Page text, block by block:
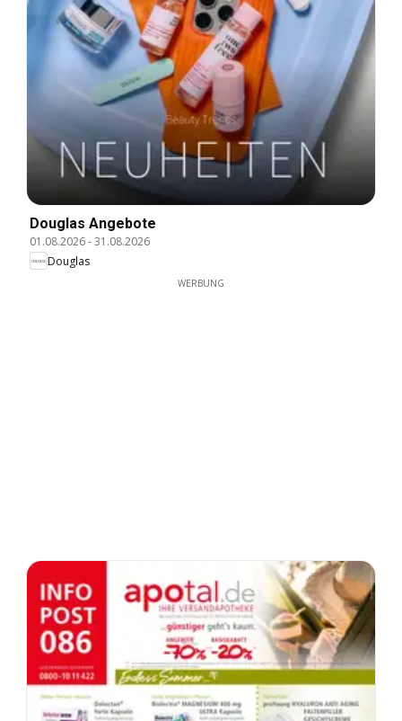
Douglas Angebote
01.08.2026-31.08.2026
Douglas
WERBUNG